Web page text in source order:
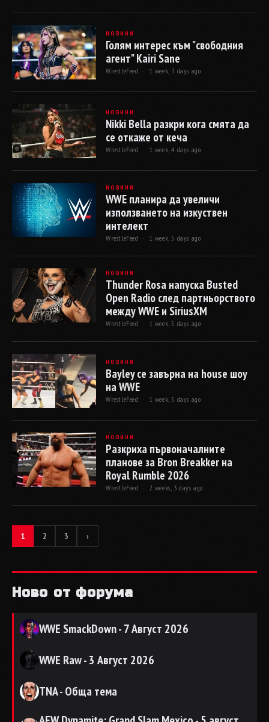
НОВИНИ
Голям интерес към "свободния
агент" Kairi Sane
WrestleFeed · 1 week, 3 days ago
НОВИНИ
Nikki Bella разкри кога смята да
се откаже от кеча
WrestleFeed · 1 week, 4 days ago
НОВИНИ
WWE планира да увеличи
използването на изкуствен
интелект
WrestleFeed · 1 week, 5 days ago
НОВИНИ
Thunder Rosa напуска Busted
Open Radio след партньорството
между WWE и SiriusXM
WrestleFeed · 1 week, 5 days ago
НОВИНИ
Bayley се завърна на house шоу
на WWE
WrestleFeed · 1 week, 5 days ago
НОВИНИ
Разкриха първоначалните
планове за Bron Breakker на
Royal Rumble 2026
WrestleFeed · 2 weeks, 3 days ago
1 2 3 ›
Ново от форума
WWE SmackDown - 7 Август 2026
WWE Raw - 3 Август 2026
TNA - Обща тема